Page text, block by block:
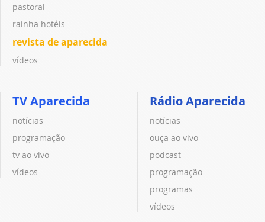
pastoral
rainha hotéis
revista de aparecida
vídeos
TV Aparecida
notícias
programação
tv ao vivo
vídeos
Rádio Aparecida
notícias
ouça ao vivo
podcast
programação
programas
vídeos